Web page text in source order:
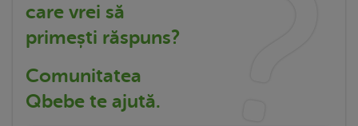
care vrei să
primești răspuns?
Comunitatea
Qbebe te ajută.